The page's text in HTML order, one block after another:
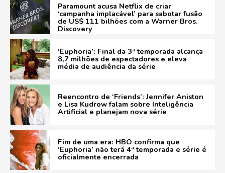
Paramount acusa Netflix de criar
‘campanha implacável’ para sabotar fusão
de US$ 111 bilhões com a Warner Bros.
Discovery
‘Euphoria’: Final da 3ª temporada alcança
8,7 milhões de espectadores e eleva
média de audiência da série
Reencontro de ‘Friends’: Jennifer Aniston
e Lisa Kudrow falam sobre Inteligência
Artificial e planejam nova série
Fim de uma era: HBO confirma que
‘Euphoria’ não terá 4ª temporada e série é
oficialmente encerrada